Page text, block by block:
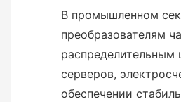
В промышленном
преобразователям
серверов,
обеспечении